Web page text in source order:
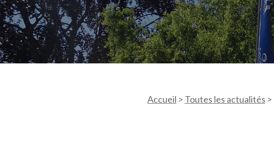
Accueil > Toutes les actualités >